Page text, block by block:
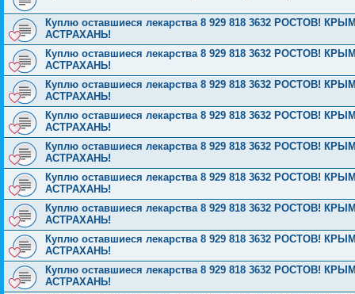
Куплю оставшиеся лекарства 8 929 818 3632 РОСТОВ!
АСТРАХАНЬ!
Куплю оставшиеся лекарства 8 929 818 3632 РОСТОВ!
АСТРАХАНЬ!
Куплю оставшиеся лекарства 8 929 818 3632 РОСТОВ!
АСТРАХАНЬ!
Куплю оставшиеся лекарства 8 929 818 3632 РОСТОВ!
АСТРАХАНЬ!
Куплю оставшиеся лекарства 8 929 818 3632 РОСТОВ!
АСТРАХАНЬ!
Куплю оставшиеся лекарства 8 929 818 3632 РОСТОВ!
АСТРАХАНЬ!
Куплю оставшиеся лекарства 8 929 818 3632 РОСТОВ!
АСТРАХАНЬ!
Куплю оставшиеся лекарства 8 929 818 3632 РОСТОВ!
АСТРАХАНЬ!
Куплю оставшиеся лекарства 8 929 818 3632 РОСТОВ!
АСТРАХАНЬ!